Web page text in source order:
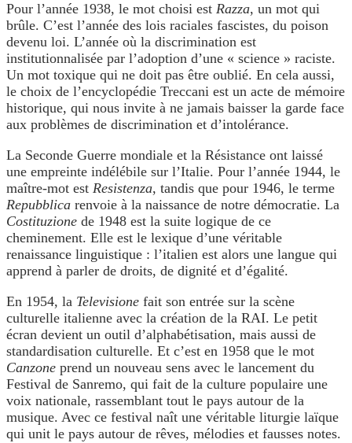
Pour l’année 1938, le mot choisi est Razza, un mot qui
brûle. C’est l’année des lois raciales fascistes, du poison
devenu loi. L’année où la discrimination est
institutionnalisée par l’adoption d’une « science » raciste.
Un mot toxique qui ne doit pas être oublié. En cela aussi,
le choix de l’encyclopédie Treccani est un acte de mémoire
historique, qui nous invite à ne jamais baisser la garde face
aux problèmes de discrimination et d’intolérance.
La Seconde Guerre mondiale et la Résistance ont laissé
une empreinte indélébile sur l’Italie. Pour l’année 1944, le
maître-mot est Resistenza, tandis que pour 1946, le terme
Repubblica renvoie à la naissance de notre démocratie. La
Costituzione de 1948 est la suite logique de ce
cheminement. Elle est le lexique d’une véritable
renaissance linguistique : l’italien est alors une langue qui
apprend à parler de droits, de dignité et d’égalité.
En 1954, la Televisione fait son entrée sur la scène
culturelle italienne avec la création de la RAI. Le petit
écran devient un outil d’alphabétisation, mais aussi de
standardisation culturelle. Et c’est en 1958 que le mot
Canzone prend un nouveau sens avec le lancement du
Festival de Sanremo, qui fait de la culture populaire une
voix nationale, rassemblant tout le pays autour de la
musique. Avec ce festival naît une véritable liturgie laïque
qui unit le pays autour de rêves, mélodies et fausses notes.